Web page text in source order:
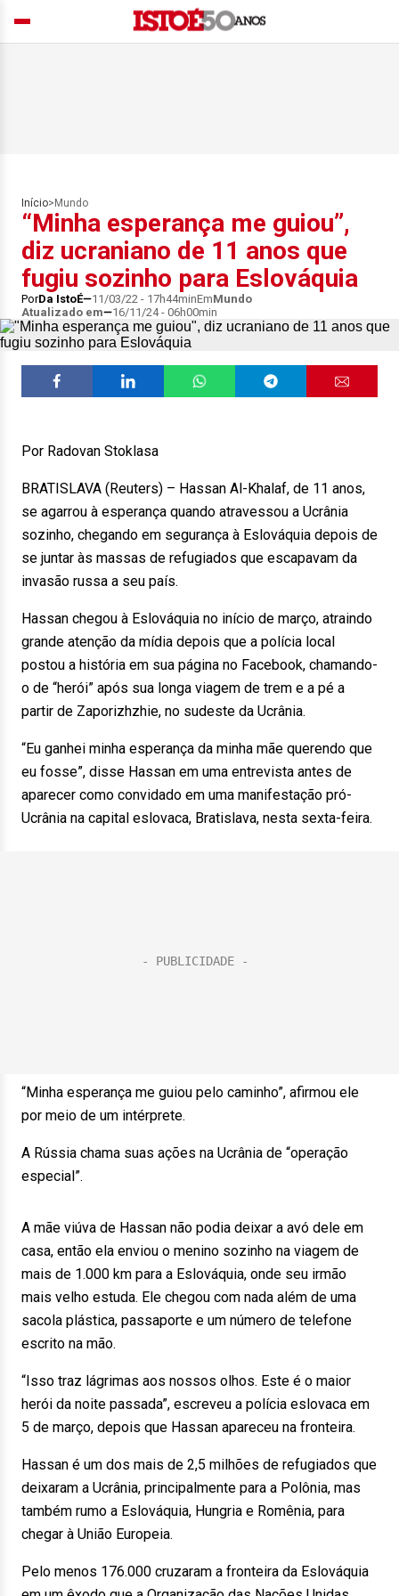
Início> Mundo
“Minha esperança me guiou”,
diz ucraniano de 11 anos que
fugiu sozinho para Eslováquia
PorDa IstoÉ 11/03/22 - 17h44minEmMundo
Atualizado em
16/11/24 - 06h00min
Por Radovan Stoklasa
BRATISLAVA (Reuters) – Hassan Al-Khalaf, de 11 anos,
se agarrou à esperança quando atravessou a Ucrânia
sozinho, chegando em segurança à Eslováquia depois de
se juntar às massas de refugiados que escapavam da
invasão russa a seu país.
Hassan chegou à Eslováquia no início de março, atraindo
grande atenção da mídia depois que a polícia local
postou a história em sua página no Facebook, chamando-
o de “herói” após sua longa viagem de trem e a pé a
partir de Zaporizhzhie, no sudeste da Ucrânia.
“Eu ganhei minha esperança da minha mãe querendo que
eu fosse”, disse Hassan em uma entrevista antes de
aparecer como convidado em uma manifestação pró-
Ucrânia na capital eslovaca, Bratislava, nesta sexta-feira.
“Minha esperança me guiou pelo caminho”, afirmou ele
por meio de um intérprete.
A Rússia chama suas ações na Ucrânia de “operação
especial”.
A mãe viúva de Hassan não podia deixar a avó dele em
casa, então ela enviou o menino sozinho na viagem de
mais de 1.000 km para a Eslováquia, onde seu irmão
mais velho estuda. Ele chegou com nada além de uma
sacola plástica, passaporte e um número de telefone
escrito na mão.
“Isso traz lágrimas aos nossos olhos. Este é o maior
herói da noite passada”, escreveu a polícia eslovaca em
5 de março, depois que Hassan apareceu na fronteira.
Hassan é um dos mais de 2,5 milhões de refugiados que
deixaram a Ucrânia, principalmente para a Polônia, mas
também rumo a Eslováquia, Hungria e Romênia, para
chegar à União Europeia.
Pelo menos 176.000 cruzaram a fronteira da Eslováquia